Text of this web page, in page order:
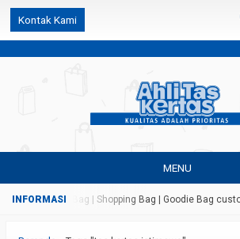
Kontak Kami
MENU
| Paper Bag | Shopping Bag | Goodie Bag